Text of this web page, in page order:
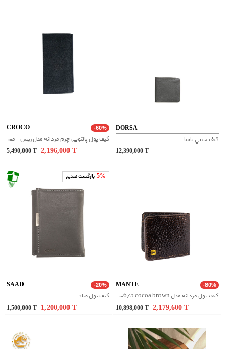
CROCO -60%
کیف پول پالتویی چرم مردانه مدل ریس - مشکی
5,490,000 T 2,196,000
DORSA
کيف جيبي ياشا
12,390,000
5% بازگشت نقدی
SAAD -20%
کیف پول صاد
1,500,000 T 1,200,000
MANTE -80%
کیف پول مردانه مدل D126/5 cocoa brown
10,898,000 T 2,179,600